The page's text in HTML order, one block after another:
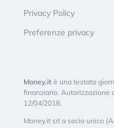
Privacy Policy
Preferenze privacy
Money.it è una testata
finanziario. Autorizzazione
12/04/2018.
Money.it srl a socio unico